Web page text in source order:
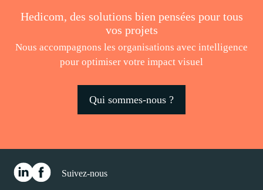
Hedicom, des solutions bien pensées pour tous
vos projets
Nous accompagnons les organisations avec intelligence
pour optimiser votre impact visuel
Qui sommes-nous ?
Suivez-nous